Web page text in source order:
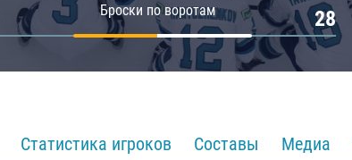
Броски по воротам 28
Статистика игроков Составы Медиа